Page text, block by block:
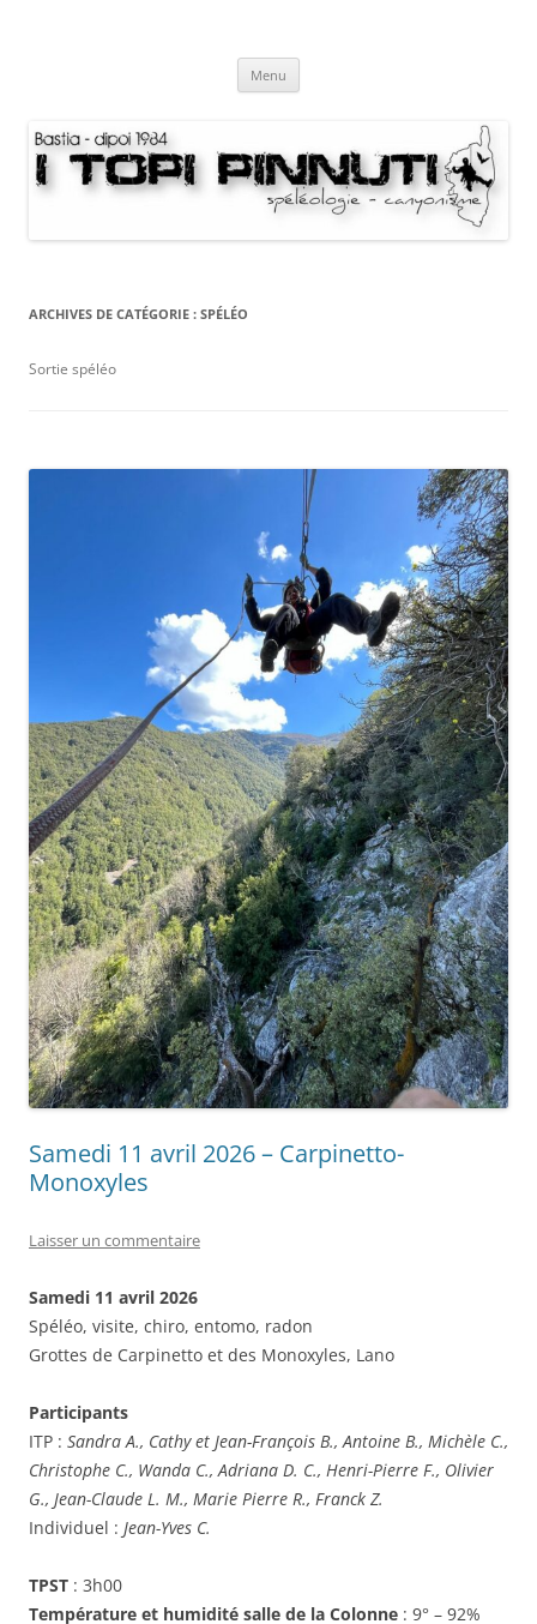
Menu
ARCHIVES DE CATÉGORIE : SPÉLÉO
Sortie spéléo
Samedi 11 avril 2026 – Carpinetto-
Monoxyles
Laisser un commentaire
Samedi 11 avril 2026
Spéléo, visite, chiro, entomo, radon
Grottes de Carpinetto et des Monoxyles, Lano
Participants
ITP : Sandra A., Cathy et Jean-François B., Antoine B., Michèle C.,
Christophe C., Wanda C., Adriana D. C., Henri-Pierre F., Olivier
G., Jean-Claude L. M., Marie Pierre R., Franck Z.
Individuel : Jean-Yves C.
TPST : 3h00
Température et humidité salle de la Colonne : 9° – 92%